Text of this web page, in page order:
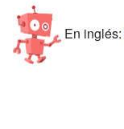
En inglés: